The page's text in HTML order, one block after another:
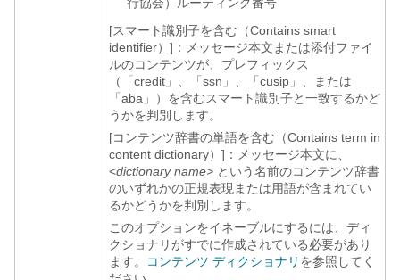
[スマート識別子を含む（Contains smart
identifier）]：メッセージ本文または添付ファイ
ルのコンテンツが、プレフィックス
（「credit」、「ssn」、「cusip」、または
「aba」）を含むスマート識別子と一致するかど
うかを判別します。
[コンテンツ辞書の単語を含む（Contains term in
content dictionary）]：メッセージ本文に、
<dictionary name> という名前のコンテンツ辞書
のいずれかの正規表現または用語が含まれてい
るかどうかを判別します。
このオプションをイネーブルにするには、ディ
クショナリがすでに作成されている必要があり
ます。
コンテンツ ディクショナリ を参照してく